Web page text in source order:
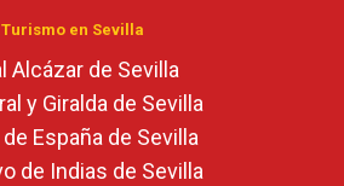
Turismo en Sevilla
Alcázar de Sevilla
y Giralda de Sevilla
España de Sevilla
de Indias de Sevilla